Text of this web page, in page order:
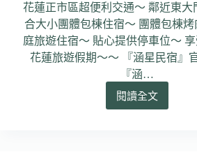
花蓮正市區超便利交通～ 鄰近東大
合大小團體包棟住宿～ 團體包棟烤
庭旅遊住宿～ 貼心提供停車位～
花蓮旅遊假期～～ 『涵星民宿』
『涵…
閱讀全文
【涵